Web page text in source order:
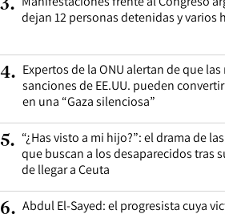
3.
dejan 12 personas detenidas y varios
4. Expertos de la ONU alertan de que las
sanciones de EE.UU. pueden
en una “Gaza silenciosa”
5. “¿Has visto a mi hijo?”: el drama de
que buscan a los desaparecidos tras
de llegar a Ceuta
6. Abdul El-Sayed: el progresista cuya